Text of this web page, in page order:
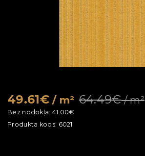
49.61€/ m² 64.49€/ m²
Bez nodokļa: 41.00€
Produkta kods: 6021